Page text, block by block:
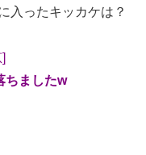
入ったキッカケは？
ちましたw